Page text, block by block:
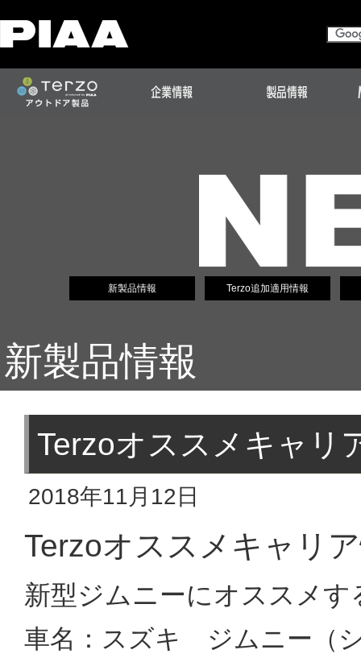
新製品情報 Terzo追加適用情報
新製品情報
Terzoオススメキャリ
2018年11月12日
Terzoオススメキャリ
新型ジムニーにオススメ
車名：スズキ ジムニー（